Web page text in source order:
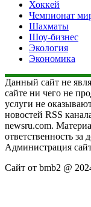
Хоккей
Чемпионат
Шахматы
Шоу-бизнес
Экология
Экономика
Данный сайт не
сайте ни чего не
услуги не
новостей RSS
newsru.com.
ответственность за
Администрация
Сайт от bmb2 @